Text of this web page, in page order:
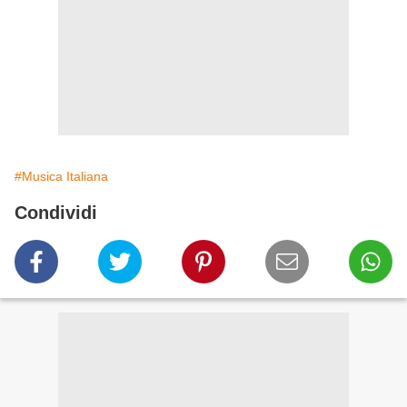
#Musica Italiana
Condividi